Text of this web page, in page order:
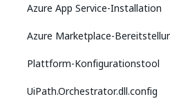
Azure App Service-Installation
Azure Marketplace-
Plattform-Konfigurationstool
UiPath.Orchestrator.dll.config